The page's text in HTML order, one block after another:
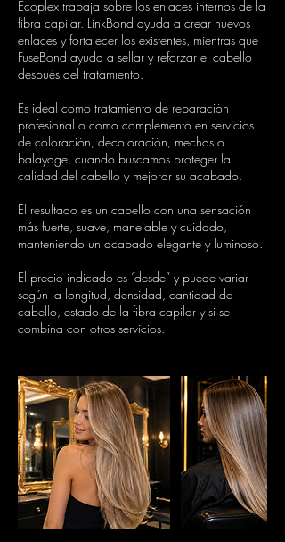
Ecoplex trabaja sobre los enlaces internos de la
fibra capilar. LinkBond ayuda a crear nuevos
enlaces y fortalecer los existentes, mientras que
FuseBond ayuda a sellar y reforzar el cabello
después del tratamiento.
Es ideal como tratamiento de reparación
profesional o como complemento en servicios
de coloración, decoloración, mechas o
balayage, cuando buscamos proteger la
calidad del cabello y mejorar su acabado.
El resultado es un cabello con una sensación
más fuerte, suave, manejable y cuidado,
manteniendo un acabado elegante y luminoso.
El precio indicado es “desde” y puede variar
según la longitud, densidad, cantidad de
cabello, estado de la fibra capilar y si se
combina con otros servicios.